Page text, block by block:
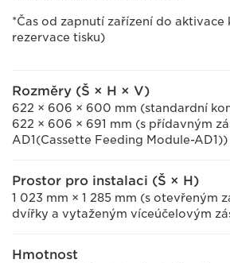
*Čas od zapnutí zařízení do
rezervace tisku)
Rozměry (Š × H × V)
622 × 606 × 600 mm (standardní
622 × 606 × 691 mm (s přídavným
AD1(Cassette Feeding Module-AD1))
Prostor pro instalaci (Š × H)
1 023 mm × 1 285 mm (s otevřeným
dvířky a vytaženým víceúčelovým
Hmotnost